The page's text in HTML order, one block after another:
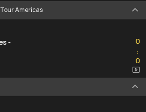
Americas
-
0
:0
0